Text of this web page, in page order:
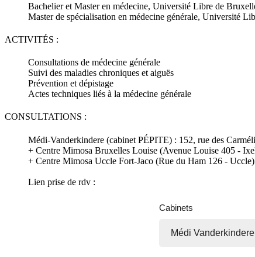
Bachelier et Master en médecine, Université Libre de
Master de spécialisation en médecine générale, Université
ACTIVITÉS :
Consultations de médecine générale
Suivi des maladies chroniques et aiguës
Prévention et dépistage
Actes techniques liés à la médecine générale
CONSULTATIONS :
Médi-Vanderkindere (cabinet PÉPITE) : 152, rue des
+ Centre Mimosa Bruxelles Louise (Avenue Louise 405 -
+ Centre Mimosa Uccle Fort-Jaco (Rue du Ham 126 - Uccle)
Lien prise de rdv :